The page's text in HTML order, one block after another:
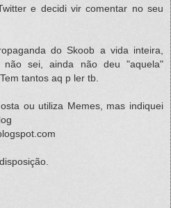
e decidi vir comentar no seu
do Skoob a vida inteira,
sei, ainda não deu "aquela"
tantos aq p ler tb.
ou utiliza Memes, mas indiquei